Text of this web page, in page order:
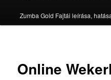
Zumba Gold Fajtái leírása,
Online